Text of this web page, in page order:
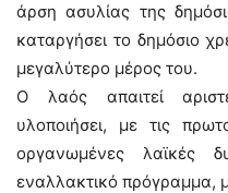
άρση ασυλίας της
καταργήσει το δημόσιο
μεγαλύτερο μέρος του.
Ο λαός απαιτεί
υλοποιήσει, με τις
οργανωμένες λαϊκές
εναλλακτικό πρόγραμμα,